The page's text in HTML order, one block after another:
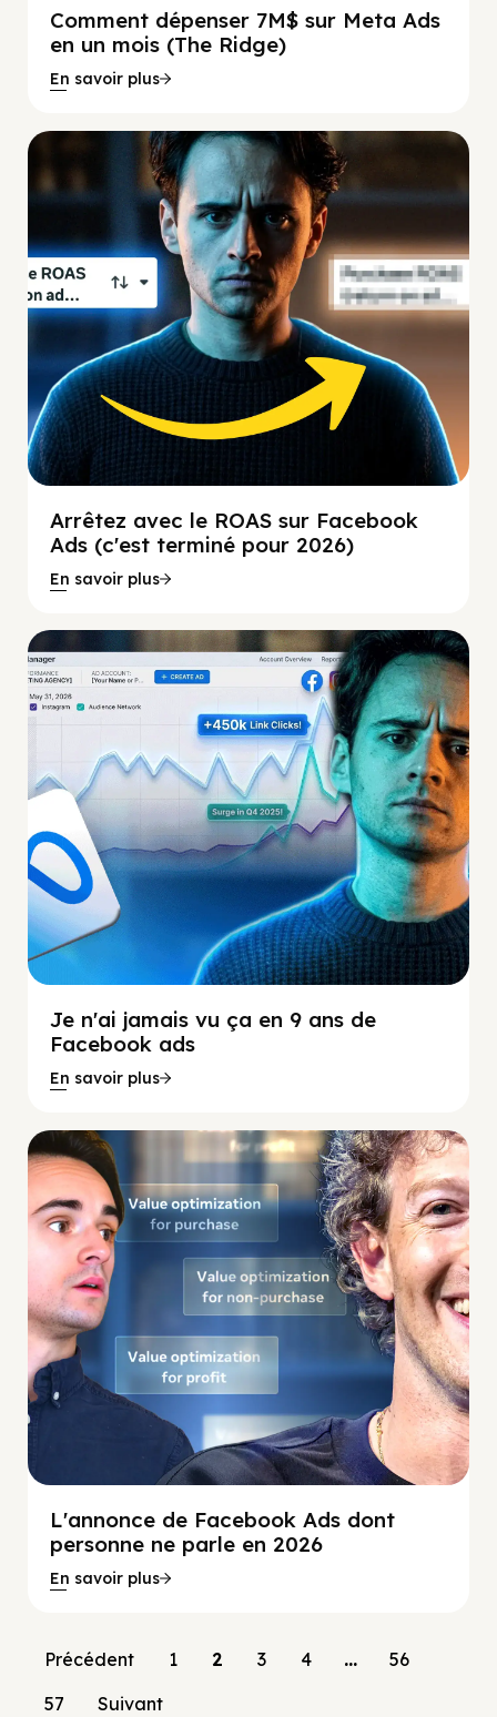
Comment dépenser 7M$ sur Meta Ads
en un mois (The Ridge)
En savoir plus
Social Scaling
Arrêtez avec le ROAS sur Facebook
Ads (c'est terminé pour 2026)
En savoir plus
Social Scaling
Je n'ai jamais vu ça en 9 ans de
Facebook ads
En savoir plus
Social Scaling
L'annonce de Facebook Ads dont
personne ne parle en 2026
En savoir plus
Précédent 1 2 3 4 …
56
57
Suivant